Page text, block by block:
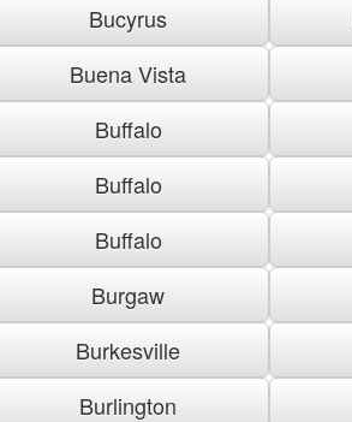
Bucyrus
Buena Vista
Buffalo
Buffalo
Buffalo
Burgaw
Burkesville
Burlington